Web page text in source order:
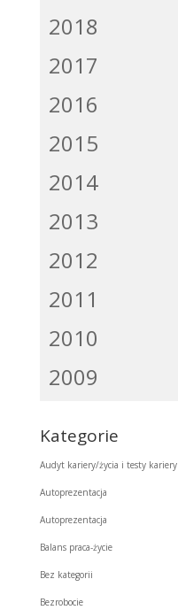
2018
2017
2016
2015
2014
2013
2012
2011
2010
2009
Kategorie
Audyt kariery/życia i testy kariery
Autoprezentacja
Autoprezentacja
Balans praca-życie
Bez kategorii
Bezrobocie